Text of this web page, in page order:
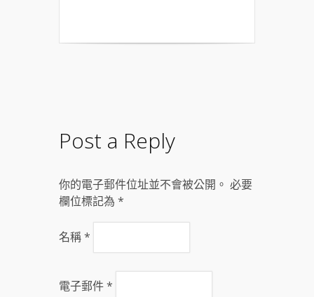
Post a Reply
你的電子郵件位址並不會被公開。 必要
欄位標記為 *
名稱*
電子郵件*